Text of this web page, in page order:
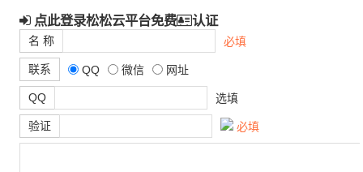
点此登录松松云平台免费 认证
名 称 必填
联系 QQ 微信 网址
QQ 选填
验证 必填